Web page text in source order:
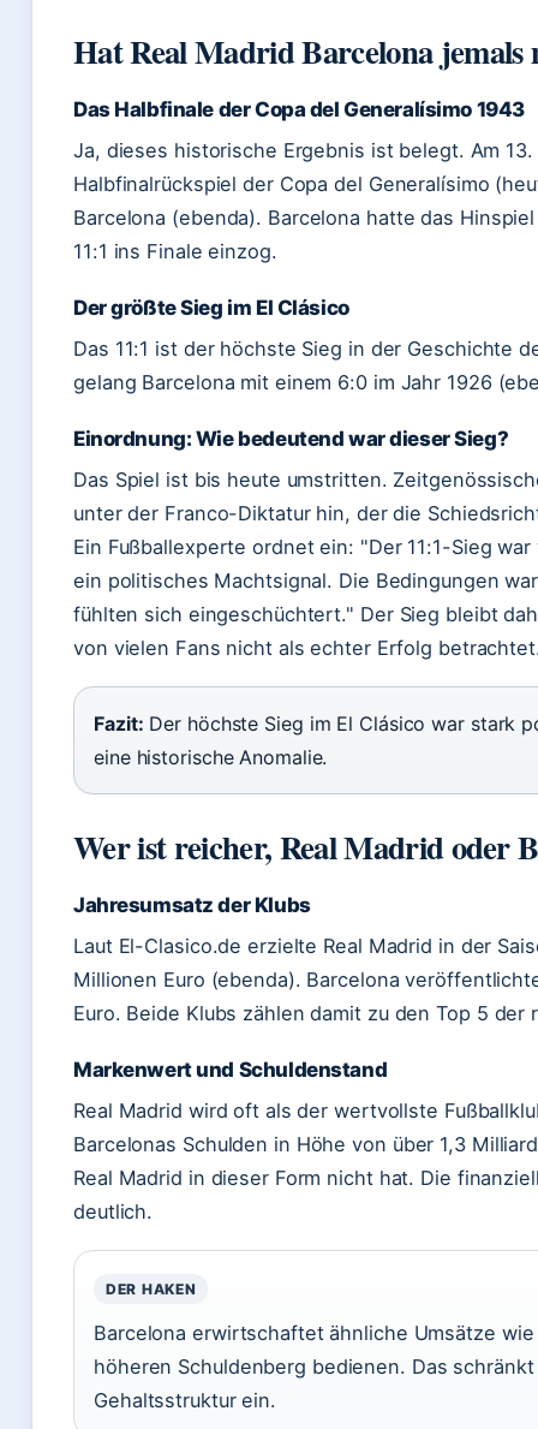
Hat Real Madrid Barcelona jemals
Das Halbfinale der Copa del Generalísimo 1943
Ja, dieses historische Ergebnis ist belegt. Am
Halbfinalrückspiel der Copa del Generalísimo
Barcelona (ebenda). Barcelona hatte das
11:1 ins Finale einzog.
Der größte Sieg im El Clásico
Das 11:1 ist der höchste Sieg in der Geschichte
gelang Barcelona mit einem 6:0 im Jahr 1926
Einordnung: Wie bedeutend war dieser Sieg?
Das Spiel ist bis heute umstritten.
unter der Franco-Diktatur hin, der die
Ein Fußballexperte ordnet ein:
Der 11:1-Sieg
ein politisches Machtsignal. Die Bedingungen
fühlten sich eingeschüchtert.
Der Sieg bleibt
von vielen Fans nicht als echter Erfolg
Fazit: Der höchste Sieg im El Clásico war stark
eine historische Anomalie.
Wer ist reicher, Real Madrid oder
Jahresumsatz der Klubs
Laut El-Clasico.de erzielte Real Madrid in der
Millionen Euro (ebenda). Barcelona
Euro. Beide Klubs zählen damit zu den Top 5 der
Markenwert und Schuldenstand
Real Madrid wird oft als der wertvollste
Barcelonas Schulden in Höhe von über 1,3
Real Madrid in dieser Form nicht hat. Die
deutlich.
DER HAKEN
Barcelona erwirtschaftet ähnliche Umsätze
höheren Schuldenberg bedienen. Das
Gehaltsstruktur ein.